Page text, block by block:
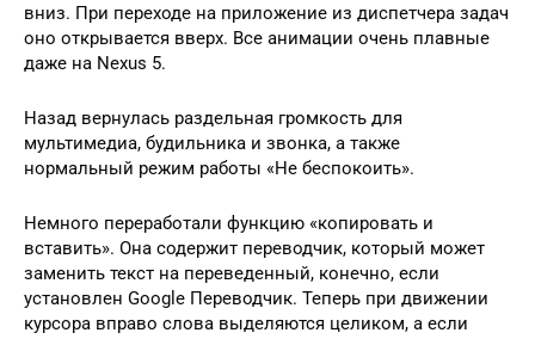
вниз. При переходе на приложение из диспетчера задач
оно открывается вверх. Все анимации очень плавные
даже на Nexus 5.
Назад вернулась раздельная громкость для
мультимедиа, будильника и звонка, а также
нормальный режим работы «Не беспокоить».
Немного переработали функцию «копировать и
вставить». Она содержит переводчик, который может
заменить текст на переведенный, конечно, если
установлен Google Переводчик. Теперь при движении
курсора вправо слова выделяются целиком, а если